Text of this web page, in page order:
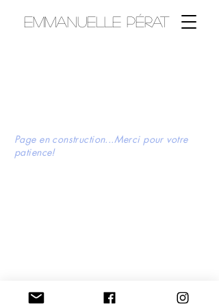
Emmanuelle Pérat
Page en construction...Merci pour votre
patience!